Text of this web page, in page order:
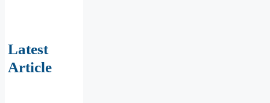
Latest
Article